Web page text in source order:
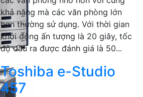
khả năng mà các văn phòng lớn
hơn thường sử dụng. Với thời gian
khởi động ấn tượng là 20 giây, tốc
độ đầu ra được đánh giá là 50...
Toshiba e-Studio
457